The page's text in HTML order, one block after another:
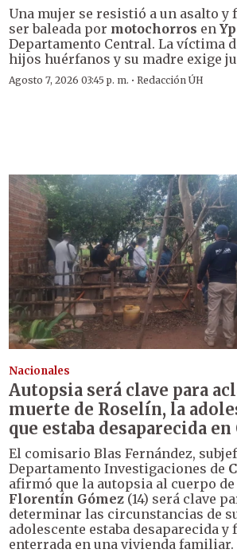
Una mujer se resistió a un asalto y
ser baleada por motochorros en
Departamento Central. La víctima
hijos huérfanos y su madre exige
Agosto 7, 2026 03:45 p. m. · Redacción ÚH
Nacionales
Autopsia será clave para
muerte de Roselín, la
que estaba desaparecida en
El comisario Blas Fernández,
Departamento Investigaciones de
afirmó que la autopsia al cuerpo de
Florentín Gómez(14) será clave
determinar las circunstancias de
adolescente estaba desaparecida y
enterrada en una vivienda familiar.